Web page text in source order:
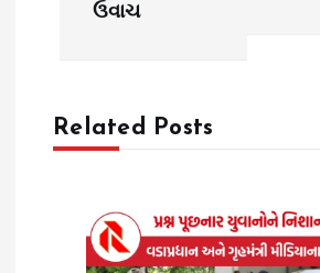
ઉવાચ
Related Posts